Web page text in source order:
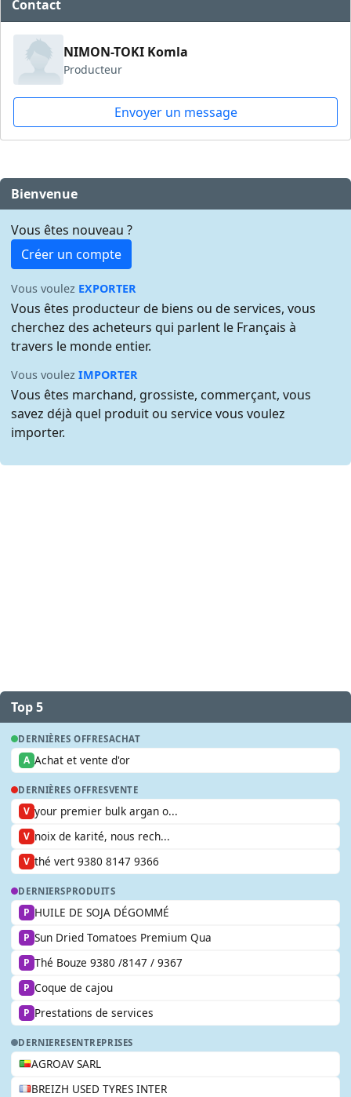
Contact
NIMON-TOKI Komla
Producteur
Envoyer un message
Bienvenue
Vous êtes nouveau ?
Créer un compte
Vous voulez EXPORTER
Vous êtes producteur de biens ou de services, vous
cherchez des acheteurs qui parlent le Français à
travers le monde entier.
Vous voulezIMPORTER
Vous êtes marchand, grossiste, commerçant, vous
savez déjà quel produit ou service vous voulez
importer.
Top 5
DERNIÈRES OFFRESACHAT
A Achat et vente d'or
DERNIÈRES OFFRESVENTE
V your premier bulk argan o...
V noix de karité, nous rech...
V thé vert 9380 8147 9366
DERNIERSPRODUITS
P HUILE DE SOJA DÉGOMMÉ
P Sun Dried Tomatoes Premium Qua
P Thé Bouze 9380 /8147 / 9367
P Coque de cajou
P Prestations de services
DERNIERESENTREPRISES
AGROAV SARL
BREIZH USED TYRES INTER